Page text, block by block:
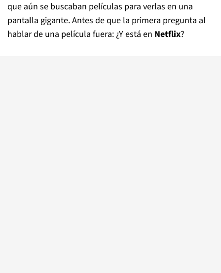
que aún se buscaban películas para verlas en una
pantalla gigante. Antes de que la primera pregunta al
hablar de una película fuera: ¿Y está en Netflix?